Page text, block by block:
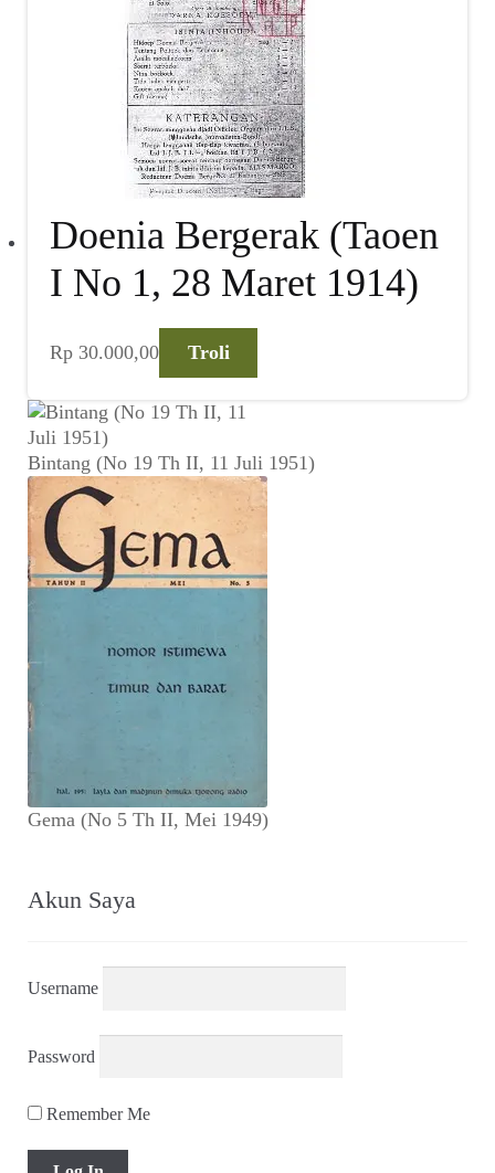
Doenia Bergerak (Taoen
I No 1, 28 Maret 1914)
Rp 30.000,00 Troli
Bintang (No 19 Th II, 11 Juli 1951)
Gema (No 5 Th II, Mei 1949)
Akun Saya
Username
Password
Remember Me